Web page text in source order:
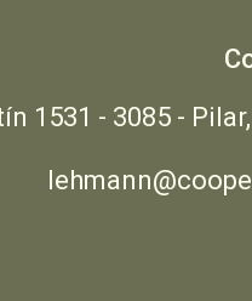
1531 - 3085 -